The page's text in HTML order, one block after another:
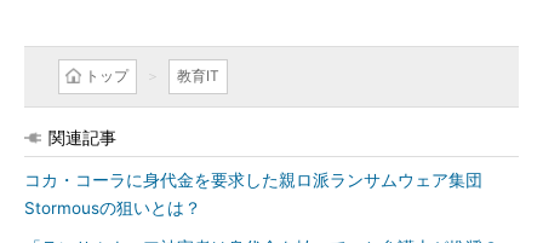
トップ 教育IT
関連記事
コカ・コーラに身代金を要求した親ロ派ランサムウェア集団
Stormousの狙いとは？